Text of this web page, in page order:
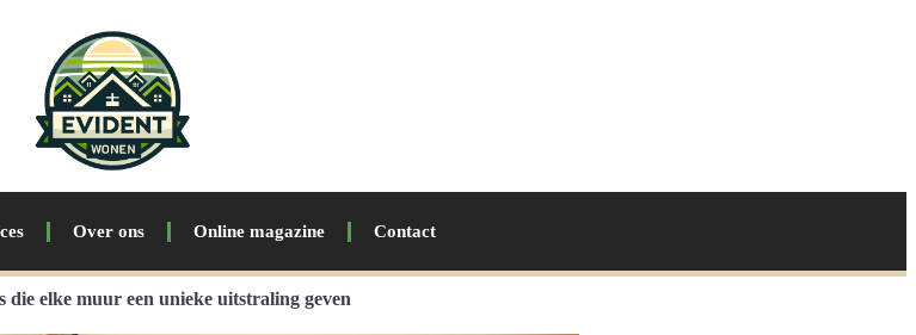
Over ons Online magazine Contact
die elke muur een unieke uitstraling geven